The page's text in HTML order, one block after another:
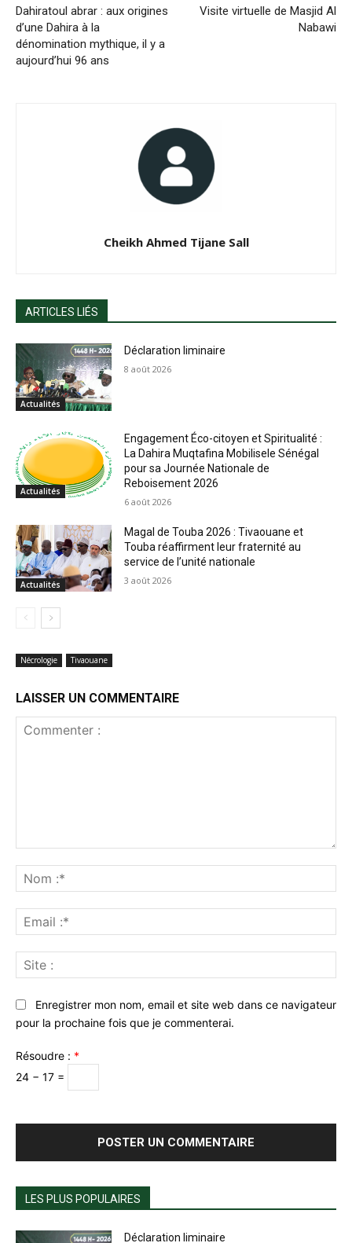
Dahiratoul abrar : aux origines
d’une Dahira à la
dénomination mythique, il y a
aujourd’hui 96 ans
Visite virtuelle de Masjid Al
Nabawi
Cheikh Ahmed Tijane Sall
ARTICLES LIÉS
Actualités
Déclaration liminaire
8 août 2026
Actualités
Engagement Éco-citoyen et Spiritualité :
La Dahira Muqtafina Mobilisele Sénégal
pour sa Journée Nationale de
Reboisement 2026
6 août 2026
Actualités
Magal de Touba 2026 : Tivaouane et
Touba réaffirment leur fraternité au
service de l’unité nationale
3 août 2026
Nécrologie Tivaouane
LAISSER UN COMMENTAIRE
:*
:*
:
Enregistrer mon nom, email et site web dans ce navigateur
pour la prochaine fois que je commenterai.
Résoudre : *
24 − 17 =
LES PLUS POPULAIRES
Déclaration liminaire